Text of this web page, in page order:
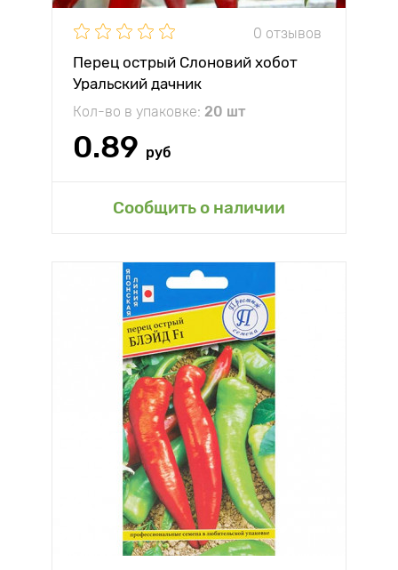
0 отзывов
Перец острый Слоновий хобот
Уральский дачник
Кол-во в упаковке: 20 шт
0.89 руб
Сообщить о наличии